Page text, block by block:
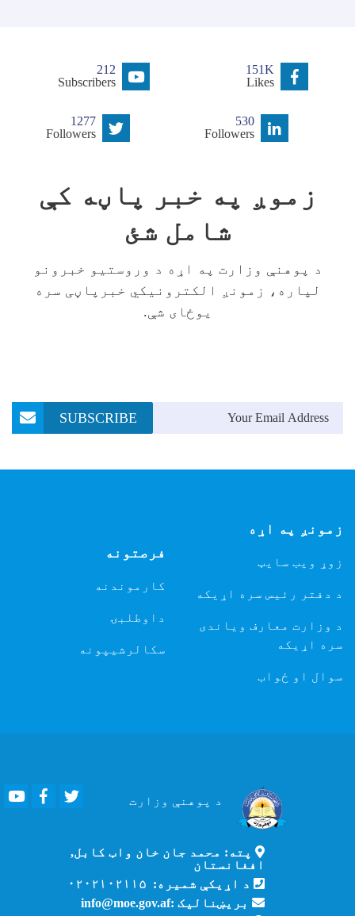
151K
Likes
212
Subscribers
530
Followers
1277
Followers
زموږ په خبر پاڼه کې
شامل شئ
د پوهنې وزارت په اړه د وروستیو خبرونو
لپاره، زمونږ الکترونیکي خبرپاڼی سره
یوځای شې.
Email Address
SUBSCRIBE
زمونږ په اړه
زوړ ویب سایټ
د دفتر رئیس سره اړیکه
د وزارت معارف ویاندی
سره اړیکه
سوال او ځواب
فرصتونه
کارموندنه
داوطلبۍ
سکالرشیپونه
د پوهنې وزارت
YoutubeFacebook
پته: محمد جان خان واټ کابل,
افغانستان
د اړیکې شمیره: ۰۲۰۲۱۰۲۱۱۵
بریښنالیک :info@moe.gov.af